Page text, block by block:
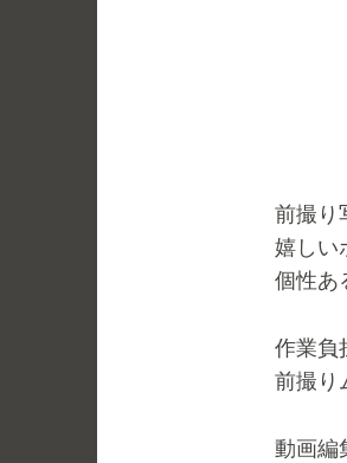
前撮り
嬉しい
個性あ
作業負
前撮り
動画編